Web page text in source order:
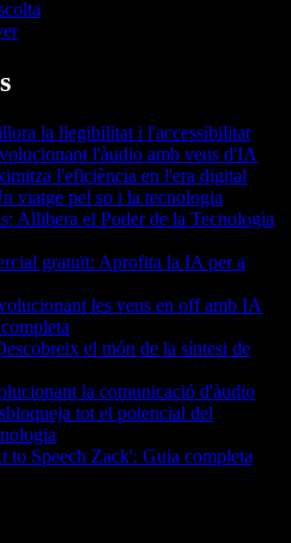
la llegibilitat i l'accessibilitat
l'àudio amb veus d'IA
l'eficiència en l'era digital
viatge pel so i la tecnologia
Allibera el Poder de la Tecnologia
gratuït: Aprofita la IA per a
les veus en off amb IA
el món de la síntesi de
la comunicació d'àudio
tot el potencial del
to Speech Zack': Guia completa